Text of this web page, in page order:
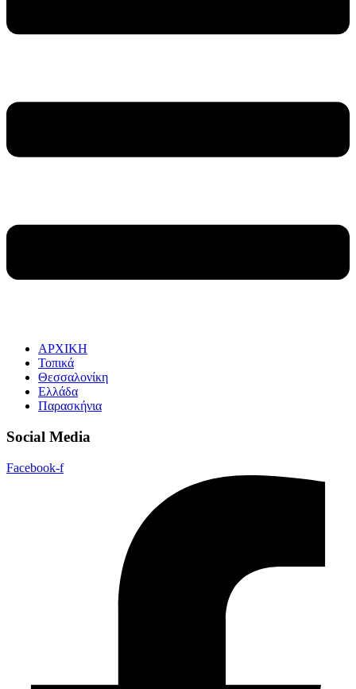
ΑΡΧΙΚΗ
Τοπικά
Θεσσαλονίκη
Ελλάδα
Παρασκήνια
Social Media
Facebook-f